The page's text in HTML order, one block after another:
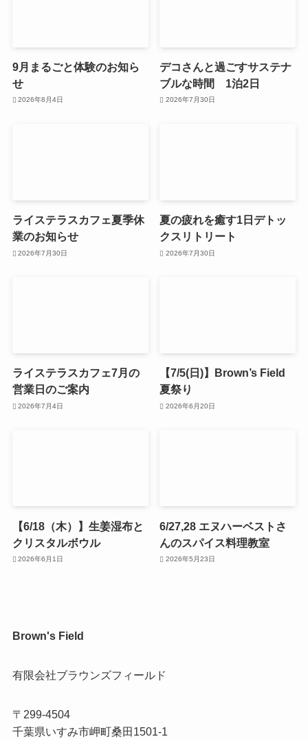
9月まるごと体験のお知ら
せ
2026年8月4日
デコさんと過ごすサステナ
ブルな時間 1泊2日
2026年7月30日
ライステラスカフェ夏季休
業のお知らせ
2026年7月30日
夏の疲れを癒す1日デトッ
クスリトリート
2026年7月30日
ライステラスカフェ7月の
営業日のご案内
2026年7月4日
【7/5(日)】Brown’s Field
夏祭り
2026年6月20日
【6/18（木）】生姜湿布と
クリスタルボウル
2026年6月1日
6/27,28 エヌハーベストさ
んのスパイス料理教室
2026年5月23日
Brown's Field
有限会社ブラウンズフィールド
〒299-4504
千葉県いすみ市岬町桑田1501-1